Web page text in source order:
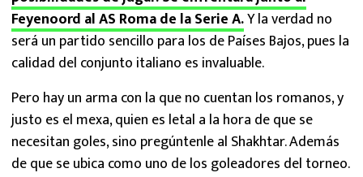
Feyenoord al AS Roma de la Serie A.Y la verdad no
será un partido sencillo para los de Países Bajos, pues la
calidad del conjunto italiano es invaluable.
Pero hay un arma con la que no cuentan los romanos, y
justo es el mexa, quien es letal a la hora de que se
necesitan goles, sino pregúntenle al Shakhtar. Además
de que se ubica como uno de los goleadores del torneo.